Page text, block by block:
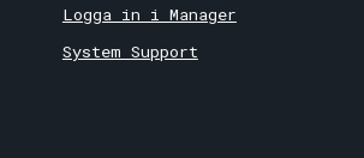
Logga in i Manager
System Support